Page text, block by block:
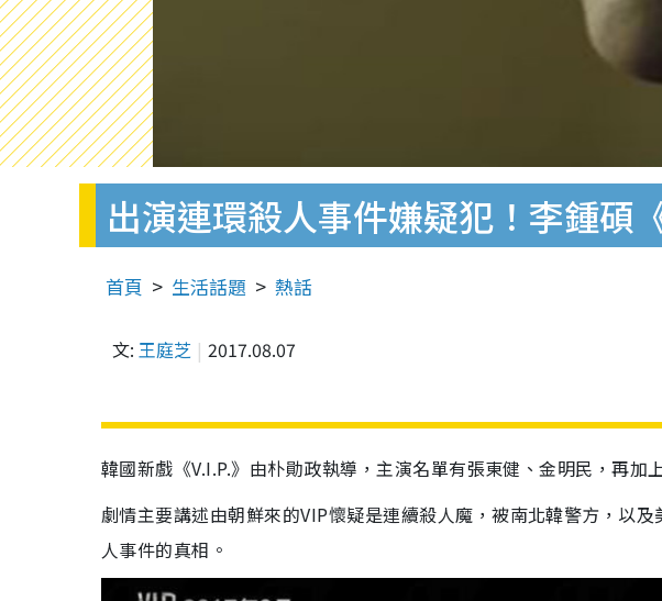
出演連環殺人事件嫌疑犯！李鍾碩
首頁 生活話題 熱話
文: 王庭芝 2017.08.07
韓國新戲《V.I.P.》由朴勛政執導，主演名單有張東健、金明民，再
劇情主要講述由朝鮮來的VIP懷疑是連續殺人魔，被南北韓警方，以
人事件的真相。